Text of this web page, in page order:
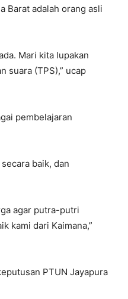
Barat adalah orang asli
Mari kita lupakan
suara (TPS),” ucap
pembelajaran
baik, dan
agar putra-putri
kami dari Kaimana,”
PTUN Jayapura